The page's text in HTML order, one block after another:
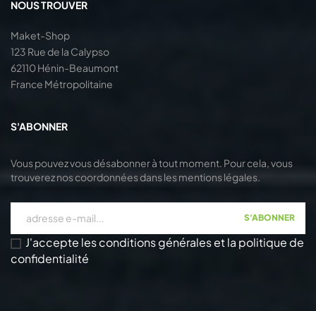
NOUS TROUVER
Maket-Shop
123 Rue de la Calypso
62110 Hénin-Beaumont
France Métropolitaine
S'ABONNER
Vous pouvez vous désabonner à tout moment. Pour cela, vous
trouverez nos coordonnées dans les mentions légales.
S'ABONNER
J'accepte les conditions générales et la politique de
confidentialité